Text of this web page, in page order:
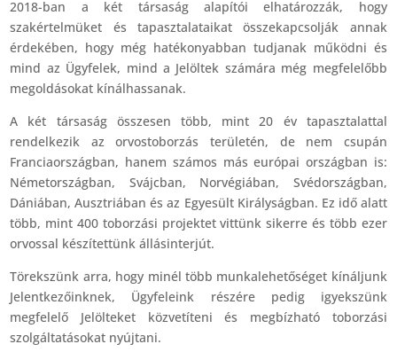
2018-ban a két társaság alapítói elhatározzák, hogy
szakértelmüket és tapasztalataikat összekapcsolják annak
érdekében, hogy még hatékonyabban tudjanak működni és
mind az Ügyfelek, mind a Jelöltek számára még megfelelőbb
megoldásokat kínálhassanak.
A két társaság összesen több, mint 20 év tapasztalattal
rendelkezik az orvostoborzás területén, de nem csupán
Franciaországban, hanem számos más európai országban is:
Németországban, Svájcban, Norvégiában, Svédországban,
Dániában, Ausztriában és az Egyesült Királyságban. Ez idő alatt
több, mint 400 toborzási projektet vittünk sikerre és több ezer
orvossal készítettünk állásinterjút.
Törekszünk arra, hogy minél több munkalehetőséget kínáljunk
Jelentkezőinknek, Ügyfeleink részére pedig igyekszünk
megfelelő Jelölteket közvetíteni és megbízható toborzási
szolgáltatásokat nyújtani.